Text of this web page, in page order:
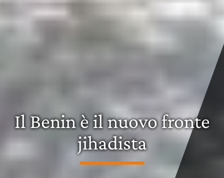
Il Benin è il nuovo fronte
jihadista